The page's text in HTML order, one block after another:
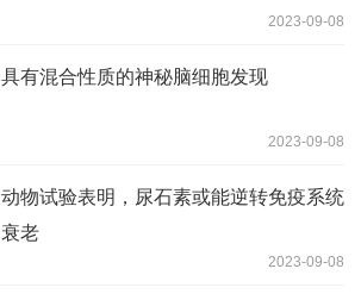
2023-09-08
具有混合性质的神秘脑细胞发现
2023-09-08
动物试验表明，尿石素或能逆转免疫系统
衰老
2023-09-08